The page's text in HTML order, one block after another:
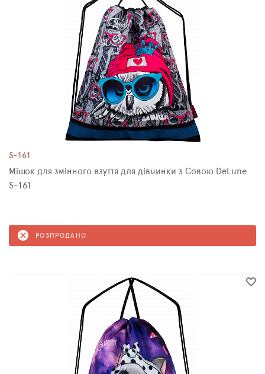
S-161
Мішок для змінного взуття для дівчинки з Совою DeLune
S-161
РОЗПРОДАНО